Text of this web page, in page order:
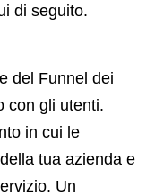
di seguito.
del Funnel dei
con gli utenti.
in cui le
tua azienda e
Un